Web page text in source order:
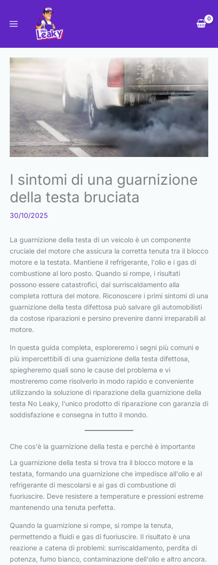
contenuto
I sintomi di una guarnizione
della testa bruciata
30/10/2025
La guarnizione della testa di un veicolo è un componente
cruciale del motore che assicura la corretta tenuta tra il blocco
motore e la testata. Mantiene il refrigerante, l'olio e i gas di
combustione al loro posto. Quando si rompe, i risultati
possono essere catastrofici, dal surriscaldamento alla
completa rottura del motore. Riconoscere i primi sintomi di una
guarnizione della testa difettosa può salvare gli automobilisti
da costose riparazioni e persino prevenire danni irreparabili al
motore.
In questa guida completa, esploreremo i segni più comuni e
più impercettibili di una guarnizione della testa difettosa,
spiegheremo quali sono le cause del problema e vi
mostreremo come risolverlo in modo rapido e conveniente
utilizzando la soluzione di riparazione della guarnizione della
testa No Leaky, l'unico prodotto di riparazione con garanzia di
soddisfazione e consegna in tutto il mondo.
Che cos'è la guarnizione della testa e perché è importante
La guarnizione della testa si trova tra il blocco motore e la
testata, formando una guarnizione che impedisce all'olio e al
refrigerante di mescolarsi e ai gas di combustione di
fuoriuscire. Deve resistere a temperature e pressioni estreme
mantenendo una tenuta perfetta.
Quando la guarnizione si rompe, si rompe la tenuta,
permettendo a fluidi e gas di fuoriuscire. Il risultato è una
reazione a catena di problemi: surriscaldamento, perdita di
potenza, fumo bianco, contaminazione dell'olio e altro ancora.